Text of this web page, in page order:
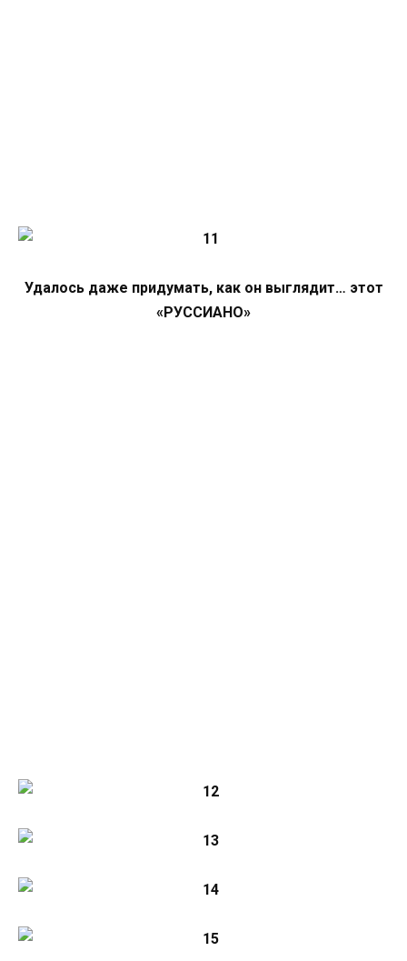
Удалось даже придумать, как он выглядит… этот
«РУССИАНО»